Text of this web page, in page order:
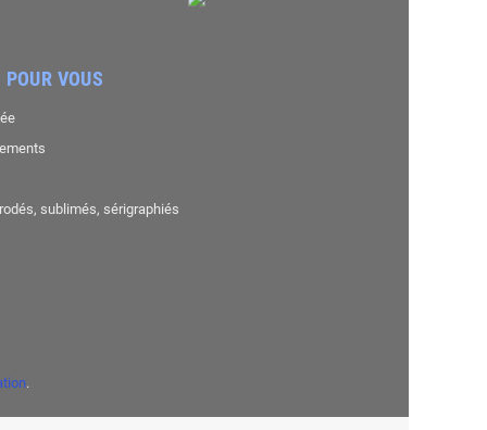
VOUS
sublimés, sérigraphiés
.